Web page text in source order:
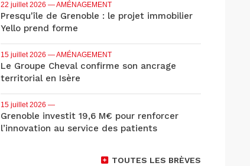
22 juillet 2026 — AMÉNAGEMENT
Presqu'île de Grenoble : le projet immobilier
Yello prend forme
15 juillet 2026 — AMÉNAGEMENT
Le Groupe Cheval confirme son ancrage
territorial en Isère
15 juillet 2026 —
Grenoble investit 19,6 M€ pour renforcer
l’innovation au service des patients
TOUTES LES BRÈVES